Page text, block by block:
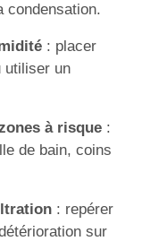
condensation.
: placer
utiliser un
à risque:
de bain, coins
: repérer
sur